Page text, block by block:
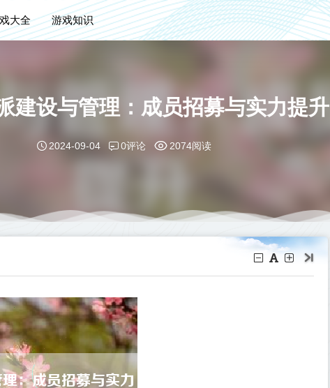
大全 游戏知识
建设与管理：成员招募与实力提升
2024-09-04 0评论 2074阅读